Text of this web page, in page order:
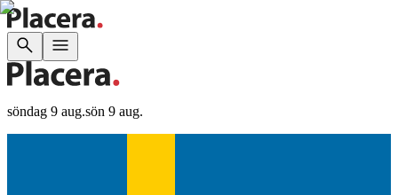
söndag 9 aug.sön 9 aug.